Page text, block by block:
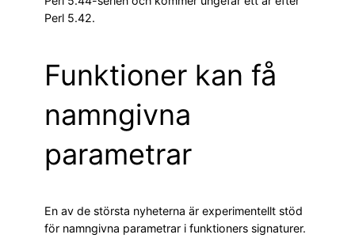
Perl 5.42.
Funktioner kan få
namngivna
parametrar
En av de största nyheterna är experimentellt stöd
för namngivna parametrar i funktioners signaturer.